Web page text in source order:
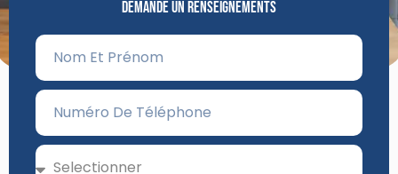
Demande Un Renseignements